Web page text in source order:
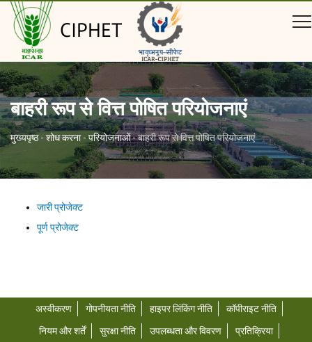
CIPHET
बाहरी रूप से वित्त पोषित परियोजनाएं
मुख्यपृष्ठ - शोध करना -परियोजनाओं-बाहरी रूप से वित्त पोषित परियोजनाएं
जारी प्रोजेक्ट
पूर्ण प्रोजेक्ट
अस्वीकरण गोपनीयता नीति हाइपर लिंकिंग नीति
कॉपीराइट नीति
नियम और शर्तें
सुरक्षा नीति उपलब्धता और विवरण
प्रतिक्रिया